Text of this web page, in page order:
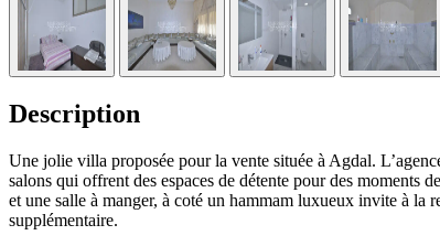
Description
Une jolie villa proposée pour la vente située à Agdal.
salons qui offrent des espaces de détente pour des moments
et une salle à manger, à coté un hammam luxueux invite à la
supplémentaire.